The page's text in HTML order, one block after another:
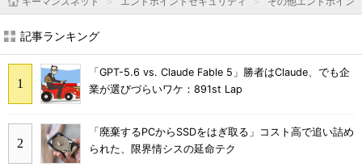
記事ランキング
「GPT-5.6 vs. Claude Fable 5」勝者はClaude、でも企
業が選びづらいワケ：891st Lap
「廃棄するPCからSSDをはぎ取る」コスト高で追い詰め
られた、限界情シスの延命テク